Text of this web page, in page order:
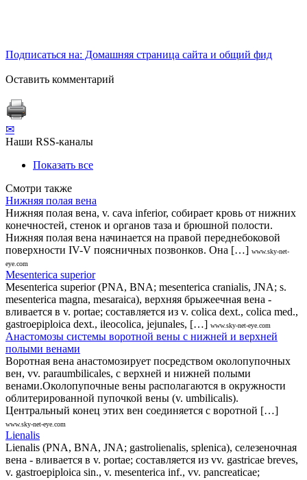
Подписаться на: Домашняя страница сайта и общий фид
Оставить комментарий
✉
Наши RSS-каналы
Показать все
Смотри также
Нижняя полая вена
Нижняя полая вена, v. cava inferior, собирает кровь от нижних
конечностей, стенок и органов таза и брюшной полости.
Нижняя полая вена начинается на правой переднебоковой
поверхности IV-V поясничных позвонков. Она […] www.sky-net-
eye.com
Mesenterica superior
Mesenterica superior (PNA, BNA; mesenterica cranialis, JNA; s.
mesenterica magna, mesaraica), верхняя брыжеечная вена -
вливается в v. portae; составляется из v. colica dext., colica med.,
gastroepiploica dext., ileocolica, jejunales, […] www.sky-net-eye.com
Анастомозы системы воротной вены с нижней и верхней
полыми венами
Воротная вена анастомозирует посредством околопупочных
вен, vv. paraumbilicales, с верхней и нижней полыми
венами.Околопупочные вены располагаются в окружности
облитерированной пупочкой вены (v. umbilicalis).
Центральный конец этих вен соединяется с воротной […]
www.sky-net-eye.com
Lienalis
Lienalis (PNA, BNA, JNA; gastrolienalis, splenica), селезеночная
вена - вливается в v. portae; составляется из vv. gastricae breves,
v. gastroepiploica sin., v. mesenterica inf., vv. pancreaticae;